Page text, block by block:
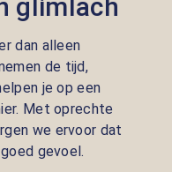
glimlach
dan alleen
de tijd,
je op een
Met oprechte
we ervoor dat
gevoel.